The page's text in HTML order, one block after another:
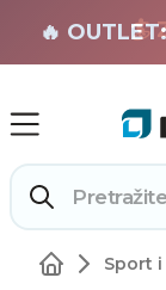
🏄
🔥
Sport